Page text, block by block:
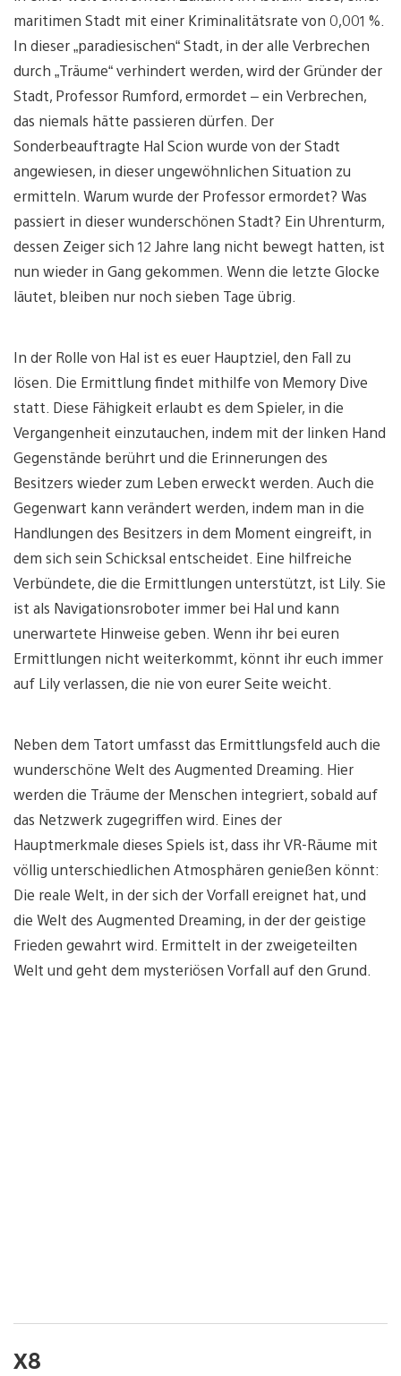
maritimen Stadt mit einer Kriminalitätsrate von 0,001 %.
In dieser „paradiesischen“ Stadt, in der alle Verbrechen
durch „Träume“ verhindert werden, wird der Gründer der
Stadt, Professor Rumford, ermordet – ein Verbrechen,
das niemals hätte passieren dürfen. Der
Sonderbeauftragte Hal Scion wurde von der Stadt
angewiesen, in dieser ungewöhnlichen Situation zu
ermitteln. Warum wurde der Professor ermordet? Was
passiert in dieser wunderschönen Stadt? Ein Uhrenturm,
dessen Zeiger sich 12 Jahre lang nicht bewegt hatten, ist
nun wieder in Gang gekommen. Wenn die letzte Glocke
läutet, bleiben nur noch sieben Tage übrig.
In der Rolle von Hal ist es euer Hauptziel, den Fall zu
lösen. Die Ermittlung findet mithilfe von Memory Dive
statt. Diese Fähigkeit erlaubt es dem Spieler, in die
Vergangenheit einzutauchen, indem mit der linken Hand
Gegenstände berührt und die Erinnerungen des
Besitzers wieder zum Leben erweckt werden. Auch die
Gegenwart kann verändert werden, indem man in die
Handlungen des Besitzers in dem Moment eingreift, in
dem sich sein Schicksal entscheidet. Eine hilfreiche
Verbündete, die die Ermittlungen unterstützt, ist Lily. Sie
ist als Navigationsroboter immer bei Hal und kann
unerwartete Hinweise geben. Wenn ihr bei euren
Ermittlungen nicht weiterkommt, könnt ihr euch immer
auf Lily verlassen, die nie von eurer Seite weicht.
Neben dem Tatort umfasst das Ermittlungsfeld auch die
wunderschöne Welt des Augmented Dreaming. Hier
werden die Träume der Menschen integriert, sobald auf
das Netzwerk zugegriffen wird. Eines der
Hauptmerkmale dieses Spiels ist, dass ihr VR-Räume mit
völlig unterschiedlichen Atmosphären genießen könnt:
Die reale Welt, in der sich der Vorfall ereignet hat, und
die Welt des Augmented Dreaming, in der der geistige
Frieden gewahrt wird. Ermittelt in der zweigeteilten
Welt und geht dem mysteriösen Vorfall auf den Grund.
X8